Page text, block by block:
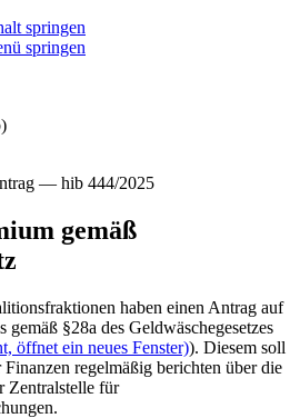
springen
springen
— hib 444/2025
gemäß
haben einen Antrag auf
gemäß §28a des Geldwäschegesetzes
öffnet ein neues Fenster)). Diesem soll
regelmäßig berichten über die
Zentralstelle für